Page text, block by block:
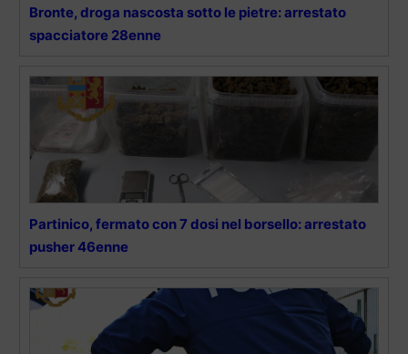
Bronte, droga nascosta sotto le pietre: arrestato
spacciatore 28enne
Partinico, fermato con 7 dosi nel borsello: arrestato
pusher 46enne